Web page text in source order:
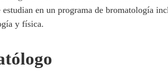
en un programa de bromatología
y física.